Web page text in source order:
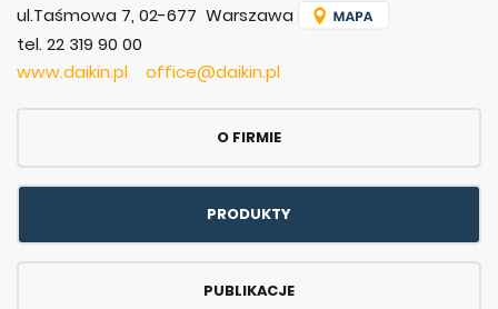
ul.Taśmowa 7, 02-677 Warszawa
tel. 22 319 90 00
www.daikin.pl
office@daikin.pl
O FIRMIE
PRODUKTY
PUBLIKACJE